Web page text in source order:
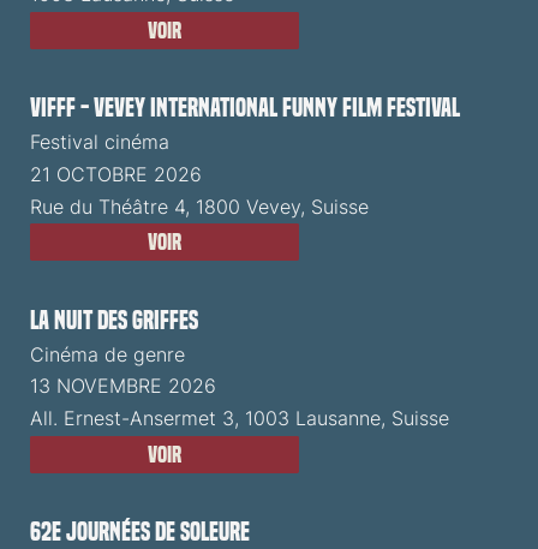
Voir
VIFFF - Vevey International Funny Film Festival
Festival cinéma
21 OCTOBRE 2026
Rue du Théâtre 4, 1800 Vevey, Suisse
Voir
La Nuit des Griffes
Cinéma de genre
13 NOVEMBRE 2026
All. Ernest-Ansermet 3, 1003 Lausanne, Suisse
Voir
62e Journées de Soleure